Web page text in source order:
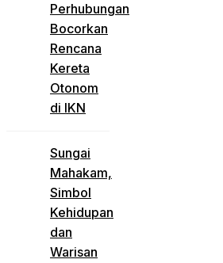
Perhubungan
Bocorkan
Rencana
Kereta
Otonom
di IKN
Sungai
Mahakam,
Simbol
Kehidupan
dan
Warisan